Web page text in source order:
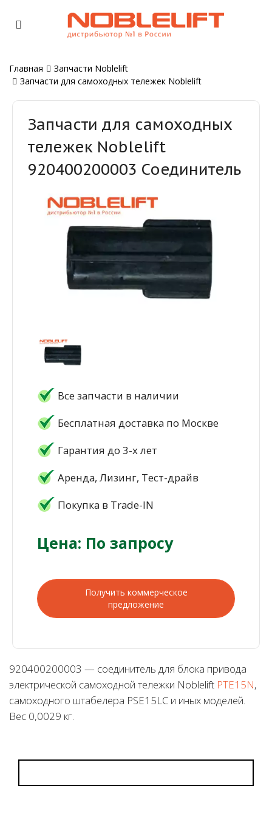
Главная
Запчасти Noblelift
Запчасти для самоходных тележек Noblelift
Запчасти для самоходных
тележек Noblelift
920400200003 Соединитель
Все запчасти в наличии
Бесплатная доставка по Москве
Гарантия до 3-х лет
Аренда, Лизинг, Тест-драйв
Покупка в Trade-IN
Цена: По запросу
Получить коммерческое
предложение
920400200003 — соединитель для блока привода
электрической самоходной тележки Noblelift PTE15N,
самоходного штабелера PSE15LC и иных моделей.
Вес 0,0029 кг.